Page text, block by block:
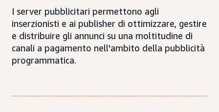
I server pubblicitari permettono agli
inserzionisti e ai publisher di ottimizzare, gestire
e distribuire gli annunci su una moltitudine di
canali a pagamento nell'ambito della pubblicità
programmatica.